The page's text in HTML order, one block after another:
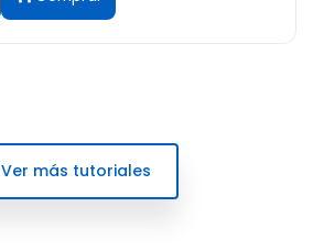
Ver más tutoriales